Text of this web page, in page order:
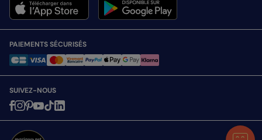
PAIEMENTS SÉCURISÉS
SUIVEZ-NOUS